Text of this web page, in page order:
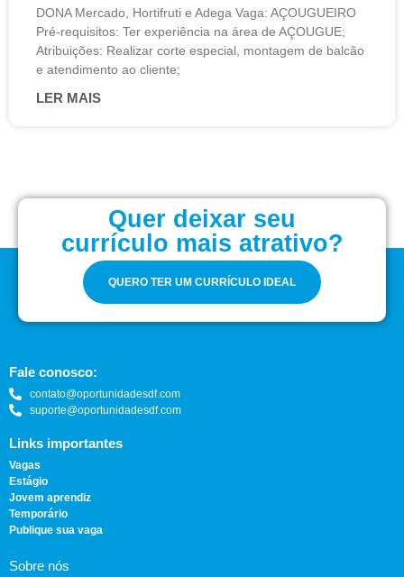
DONA Mercado, Hortifruti e Adega Vaga: AÇOUGUEIRO
Pré-requisitos: Ter experiência na área de AÇOUGUE;
Atribuições: Realizar corte especial, montagem de balcão
e atendimento ao cliente;
LER MAIS
Quer deixar seu
currículo mais atrativo?
QUERO TER UM CURRÍCULO IDEAL
Fale conosco:
contato@oportunidadesdf.com
suporte@oportunidadesdf.com
Links importantes
Vagas
Estágio
Jovem aprendiz
Temporário
Publique sua vaga
Sobre nós